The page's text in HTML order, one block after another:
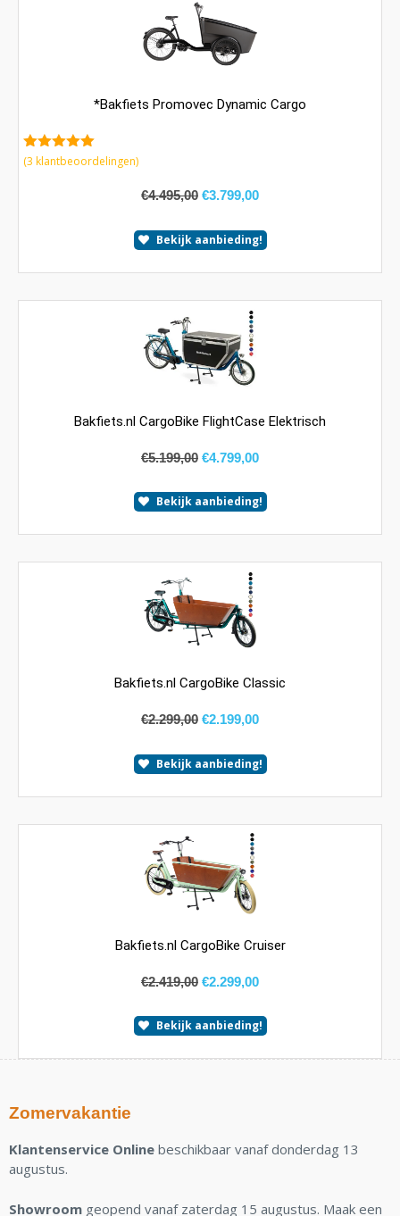
*Bakfiets Promovec Dynamic Cargo
5.00van 5
(3 klantbeoordelingen)
€4.495,00 €3.799,00
Bekijk aanbieding!
Bakfiets.nl CargoBike FlightCase Elektrisch
€5.199,00 €4.799,00
Bekijk aanbieding!
Bakfiets.nl CargoBike Classic
€2.299,00 €2.199,00
Bekijk aanbieding!
Bakfiets.nl CargoBike Cruiser
€2.419,00 €2.299,00
Bekijk aanbieding!
Zomervakantie
Klantenservice Online beschikbaar vanaf donderdag 13
augustus.
Showroom geopend vanaf zaterdag 15 augustus. Maak een